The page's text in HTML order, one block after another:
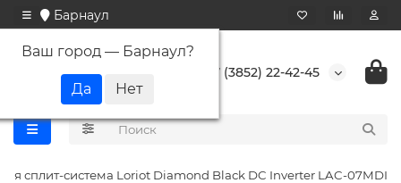
Барнаул
Ваш город — Барнаул?
+7 (3852) 22-42-45
сплит-система Loriot Diamond Black DC Inverter LAC-07MDI